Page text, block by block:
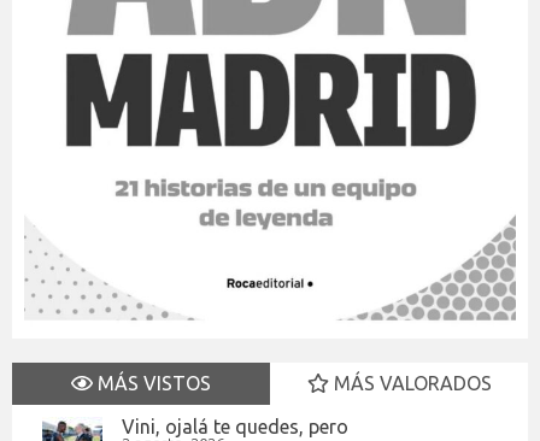
MÁS VISTOS
MÁS VALORADOS
Vini, ojalá te quedes, pero